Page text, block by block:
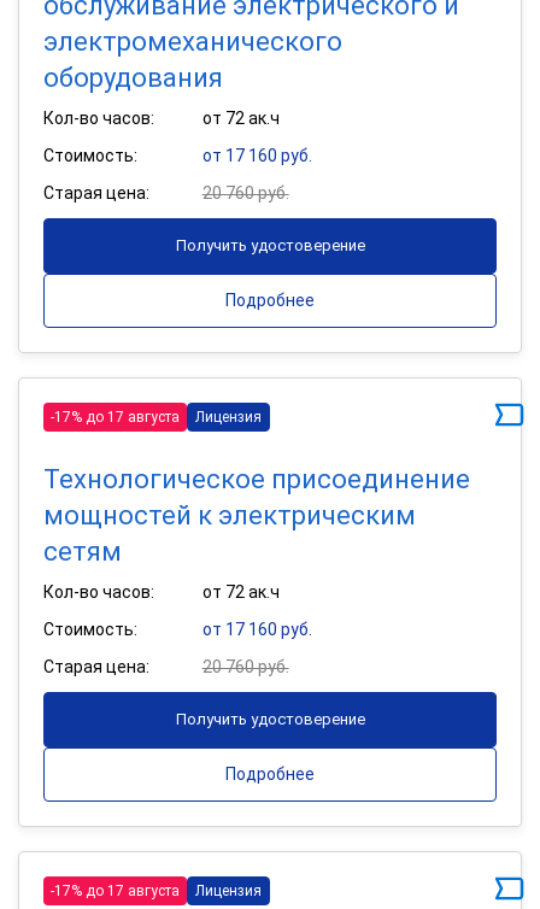
электромеханического
оборудования
Кол-во часов:
от 72 ак.ч
Стоимость:
от 17 160 руб.
Старая цена:
20 760 руб.
Получить удостоверение
Подробнее
-17% до 17 августа Лицензия
Технологическое присоединение
мощностей к электрическим
сетям
Кол-во часов:
от 72 ак.ч
Стоимость:
от 17 160 руб.
Старая цена:
20 760 руб.
Получить удостоверение
Подробнее
-17% до 17 августа Лицензия